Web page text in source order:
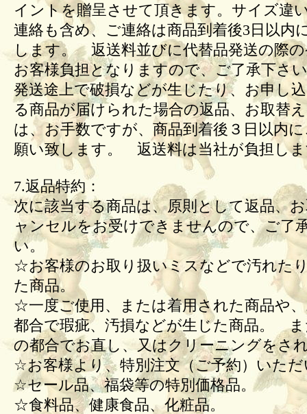
イントを贈呈させて頂きます。サイズ違
連絡も含め、ご連絡は商品到着後3日以内
します。 返送料並びに代替品発送の際の
お客様負担となりますので、ご了承下さ
発送途上で破損などが生じたり、お申し
る商品が届けられた場合の返品、お取替
は、お手数ですが、商品到着後３日以内
願い致します。 返送料は当社が負担し
7.返品特約：
次に該当する商品は、原則として返品、
ャンセルをお受けできませんので、ご了
い。
☆お客様のお取り扱いミスなどで汚れた
た商品。
☆一度ご使用、または着用された商品や
都合で瑕疵、汚損などが生じた商品。
の都合でお直し、又はクリーニングをさ
☆お客様より、特別注文（ご予約）いた
☆セール品、福袋等の特別価格品。
☆食料品、健康食品、化粧品。